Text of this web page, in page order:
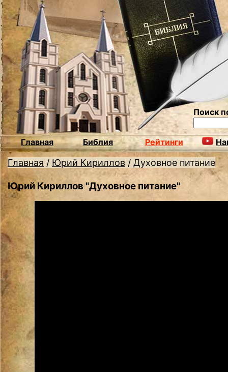
Поиск
Главная Библия Рейтинги
Главная / Юрий Кириллов / Духовное питание
Юрий Кириллов "Духовное питание"